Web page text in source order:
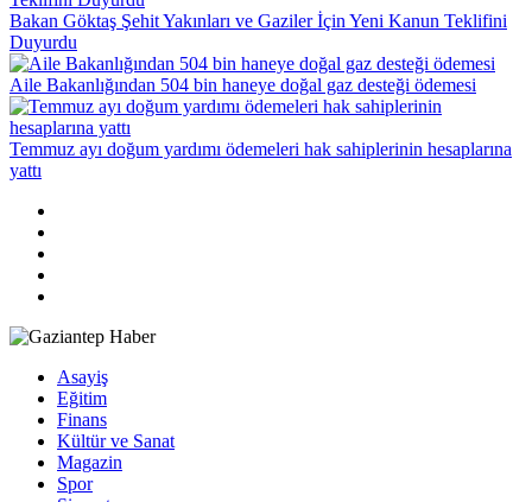
Bakan Göktaş Şehit Yakınları ve Gaziler İçin Yeni Kanun Teklifini
Duyurdu
Aile Bakanlığından 504 bin haneye doğal gaz desteği ödemesi
Temmuz ayı doğum yardımı ödemeleri hak sahiplerinin hesaplarına
yattı
Asayiş
Eğitim
Finans
Kültür ve Sanat
Magazin
Spor